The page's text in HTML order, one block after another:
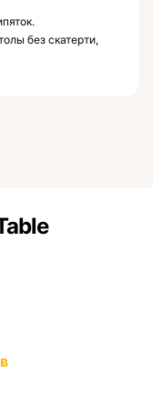
без скатерти,